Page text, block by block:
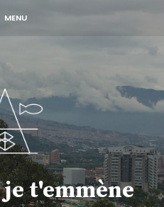
MENU
t'emmène